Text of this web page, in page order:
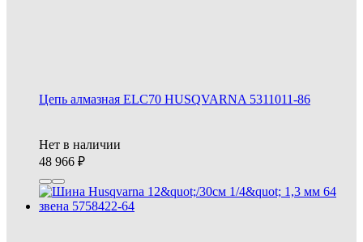
Цепь алмазная ELC70 HUSQVARNA 5311011-86
Нет в наличии
48 966